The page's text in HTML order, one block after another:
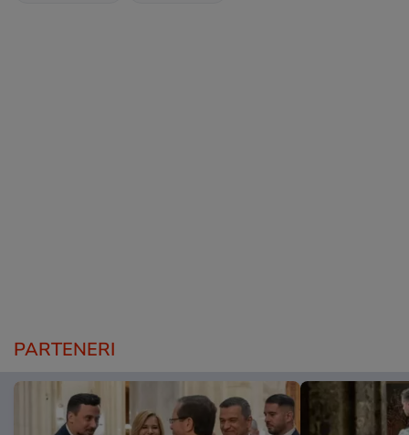
PARTENERI